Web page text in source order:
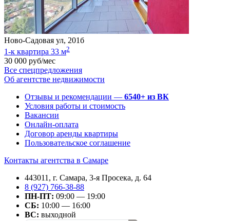
Ново-Садовая ул, 201б
1-к квартира 33 м2
30 000 руб/мес
Все спецпредложения
Об агентстве недвижимости
Отзывы и рекомендации — 6540+ из ВК
Условия работы и стоимость
Вакансии
Онлайн-оплата
Договор аренды квартиры
Пользовательское соглашение
Контакты агентства в Самаре
443011, г. Самара, 3-я Просека, д. 64
8 (927) 766-38-88
ПН-ПТ: 09:00 — 19:00
СБ: 10:00 — 16:00
ВС: выходной